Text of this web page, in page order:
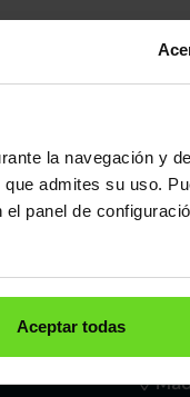
la navegación y
admites su uso.
panel de
Aceptar todas